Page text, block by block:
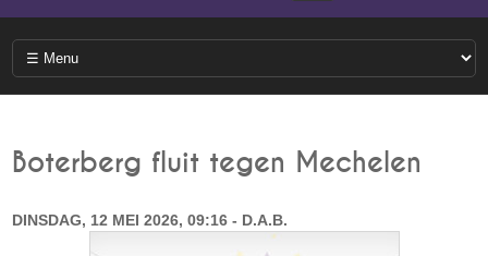
Boterberg fluit tegen Mechelen
DINSDAG, 12 MEI 2026, 09:16 - D.A.B.